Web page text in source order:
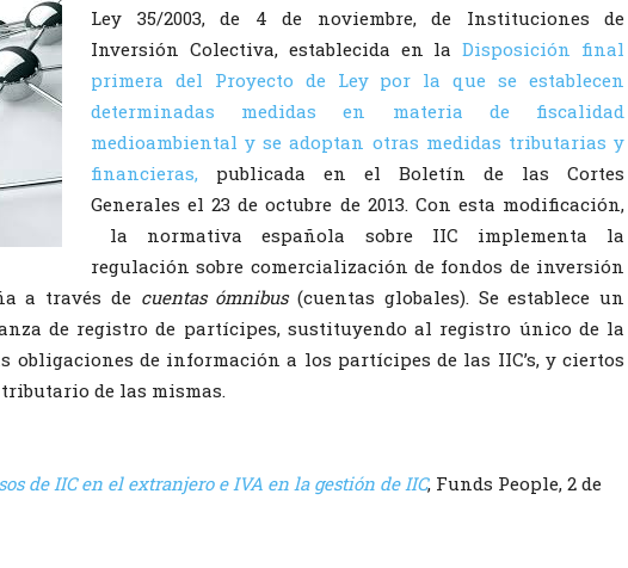
Ley 35/2003, de 4 de noviembre, de Instituciones de
Inversión Colectiva, establecida en laDisposición final
primera del Proyecto de Ley por la que se establecen
determinadas medidas en materia de fiscalidad
medioambiental y se adoptan otras medidas tributarias y
financieras, publicada en el Boletín de las Cortes
Generales el 23 de octubre de 2013. Con esta modificación,
la normativa española sobre IIC implementa la
regulación sobre comercialización de fondos de inversión
a través de cuentas ómnibus(cuentas globales). Se establece un
de registro de partícipes, sustituyendo al registro único de la
obligaciones de información a los partícipes de las IIC’s, y ciertos
de las mismas.
de IIC en el extranjero e IVA en la gestión de IIC, Funds People, 2 de